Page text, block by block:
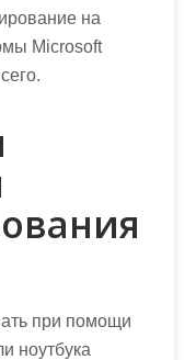
на
Microsoft
при помощи
ноутбука